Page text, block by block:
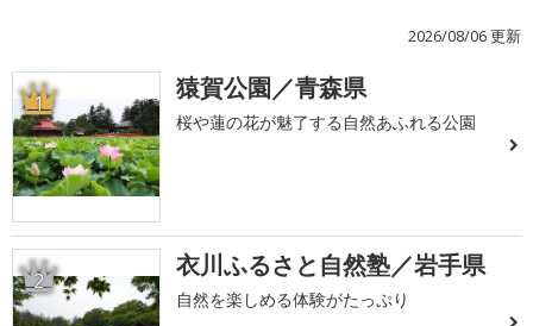
2026/08/06 更新
1 猿賀公園／青森県
桜や蓮の花が魅了する自然あふれる公園
2 衣川ふるさと自然塾／岩手県
自然を楽しめる体験がたっぷり